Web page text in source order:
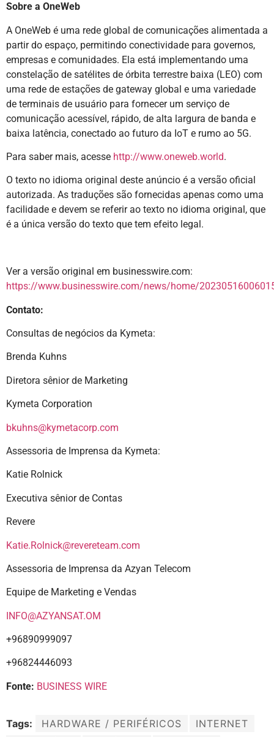
Sobre a OneWeb
A OneWeb é uma rede global de comunicações alimentada a
partir do espaço, permitindo conectividade para governos,
empresas e comunidades. Ela está implementando uma
constelação de satélites de órbita terrestre baixa (LEO) com
uma rede de estações de gateway global e uma variedade
de terminais de usuário para fornecer um serviço de
comunicação acessível, rápido, de alta largura de banda e
baixa latência, conectado ao futuro da IoT e rumo ao 5G.
Para saber mais, acesse http://www.oneweb.world.
O texto no idioma original deste anúncio é a versão oficial
autorizada. As traduções são fornecidas apenas como uma
facilidade e devem se referir ao texto no idioma original, que
é a única versão do texto que tem efeito legal.
Ver a versão original em businesswire.com:
https://www.businesswire.com/news/home/
Contato:
Consultas de negócios da Kymeta:
Brenda Kuhns
Diretora sênior de Marketing
Kymeta Corporation
bkuhns@kymetacorp.com
Assessoria de Imprensa da Kymeta:
Katie Rolnick
Executiva sênior de Contas
Revere
Katie.Rolnick@revereteam.com
Assessoria de Imprensa da Azyan Telecom
Equipe de Marketing e Vendas
INFO@AZYANSAT.OM
+96890999097
+96824446093
Fonte: BUSINESS WIRE
Tags: HARDWARE / PERIFÉRICOS
INTERNET